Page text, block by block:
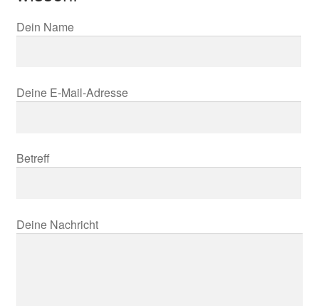
Dein Name
Deine E-Mail-Adresse
Betreff
Deine Nachricht